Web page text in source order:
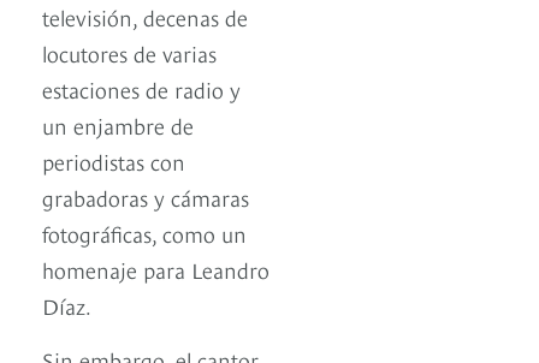
televisión, decenas de
locutores de varias
estaciones de radio y
un enjambre de
periodistas con
grabadoras y cámaras
fotográficas, como un
homenaje para Leandro
Díaz.